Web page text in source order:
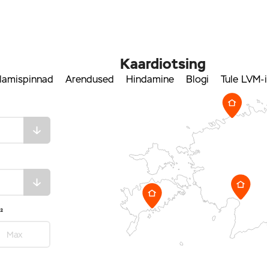
Arendused Hindamine Blogi Tule LVM-i
Kaardiotsing